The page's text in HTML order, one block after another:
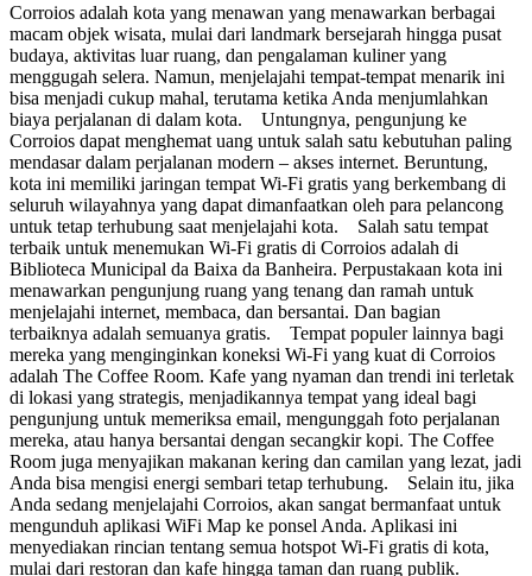
Corroios adalah kota yang menawan yang menawarkan berbagai
macam objek wisata, mulai dari landmark bersejarah hingga pusat
budaya, aktivitas luar ruang, dan pengalaman kuliner yang
menggugah selera. Namun, menjelajahi tempat-tempat menarik ini
bisa menjadi cukup mahal, terutama ketika Anda menjumlahkan
biaya perjalanan di dalam kota. Untungnya, pengunjung ke
Corroios dapat menghemat uang untuk salah satu kebutuhan paling
mendasar dalam perjalanan modern – akses internet. Beruntung,
kota ini memiliki jaringan tempat Wi-Fi gratis yang berkembang di
seluruh wilayahnya yang dapat dimanfaatkan oleh para pelancong
untuk tetap terhubung saat menjelajahi kota. Salah satu tempat
terbaik untuk menemukan Wi-Fi gratis di Corroios adalah di
Biblioteca Municipal da Baixa da Banheira. Perpustakaan kota ini
menawarkan pengunjung ruang yang tenang dan ramah untuk
menjelajahi internet, membaca, dan bersantai. Dan bagian
terbaiknya adalah semuanya gratis. Tempat populer lainnya bagi
mereka yang menginginkan koneksi Wi-Fi yang kuat di Corroios
adalah The Coffee Room. Kafe yang nyaman dan trendi ini terletak
di lokasi yang strategis, menjadikannya tempat yang ideal bagi
pengunjung untuk memeriksa email, mengunggah foto perjalanan
mereka, atau hanya bersantai dengan secangkir kopi. The Coffee
Room juga menyajikan makanan kering dan camilan yang lezat, jadi
Anda bisa mengisi energi sembari tetap terhubung. Selain itu, jika
Anda sedang menjelajahi Corroios, akan sangat bermanfaat untuk
mengunduh aplikasi WiFi Map ke ponsel Anda. Aplikasi ini
menyediakan rincian tentang semua hotspot Wi-Fi gratis di kota,
mulai dari restoran dan kafe hingga taman dan ruang publik.